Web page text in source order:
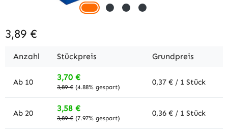
3,89 €
Anzahl Stückpreis Grundpreis
Ab 10 3,70 €
3,89 € (4.88% gespart)
0,37 € / 1 Stück
Ab 20 3,58 €
3,89 € (7.97% gespart)
0,36 € / 1 Stück